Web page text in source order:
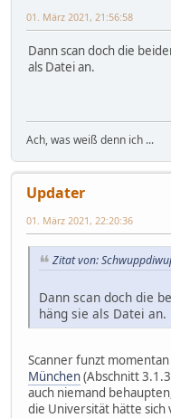
01. März 2021, 21:56:58
Dann scan doch die
als Datei an.
Ach, was weiß denn ich ...
Updater
01. März 2021, 22:20:36
Zitat von:
Dann scan doch die
häng sie als Datei an.
Scanner funzt
München(Abschnitt
auch niemand
die Universität hätte sich